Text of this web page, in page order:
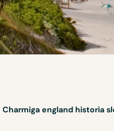
Charmiga england historia